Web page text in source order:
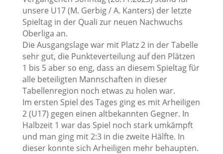
unsere U17 (M. Gerbig / A. Kanters) der letzte
Spieltag in der Quali zur neuen Nachwuchs
Oberliga an.
Die Ausgangslage war mit Platz 2 in der Tabelle
sehr gut, die Punkteverteilung auf den Plätzen
1 bis 5 aber so eng, dass an diesem Spieltag für
alle beteiligten Mannschaften in dieser
Tabellenregion noch etwas zu holen war.
Im ersten Spiel des Tages ging es mit Arheiligen
2 (U17) gegen einen altbekannten Gegner. In
Halbzeit 1 war das Spiel noch stark umkämpft
und man ging mit 2:3 in die zweite Hälfte. In
dieser konnte sich Arheiligen mehr behaupten.